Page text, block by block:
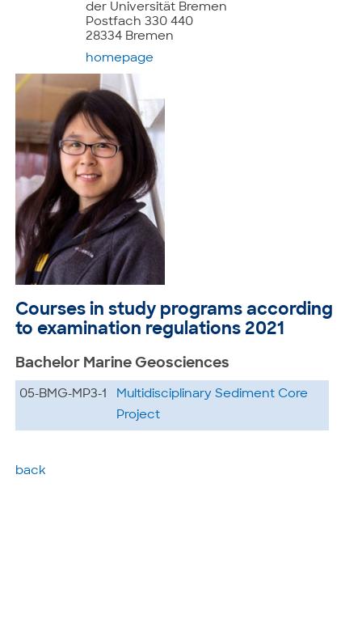
der Universität Bremen
Postfach 330 440
28334 Bremen
homepage
Courses in study programs according
to examination regulations 2021
Bachelor Marine Geosciences
05-BMG-MP3-1
Multidisciplinary Sediment Core
Project
back